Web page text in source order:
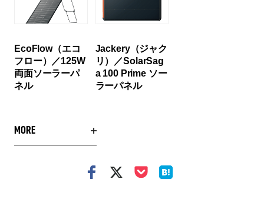
EcoFlow（エコ
フロー）／125W
両面ソーラーパ
ネル
Jackery（ジャク
リ）／SolarSag
a 100 Prime ソー
ラーパネル
MORE